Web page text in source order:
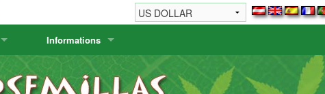
Company Positronics Super Sativa Seed Club
Informations
Informations de commande